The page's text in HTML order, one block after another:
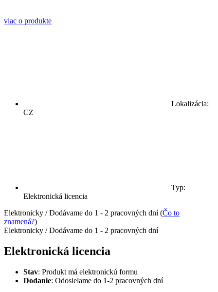
viac o produkte
Lokalizácia:
CZ
Typ:
Elektronická licencia
Elektronicky / Dodávame do 1 - 2 pracovných dní(Čo to
znamená?)
Elektronicky / Dodávame do 1 - 2 pracovných dní
Elektronická licencia
Stav: Produkt má elektronickú formu
Dodanie: Odosielame do 1-2 pracovných dní